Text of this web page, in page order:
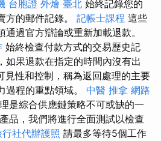
台胞證 外燴 臺北 始終記錄您的
方的郵件記錄。 記帳士課程 這些
過官方辯論或重新加載退款。
始終檢查付款方式的交易歷史記
如果退款在指定的時間內沒有出
見性和控制，稱為返回處理的主要
過程的重點領域。 中醫 推拿 網路
是綜合供應鏈策略不可或缺的一
品，我們將進行全面測試以檢查
行社代辦護照 請最多等待5個工作